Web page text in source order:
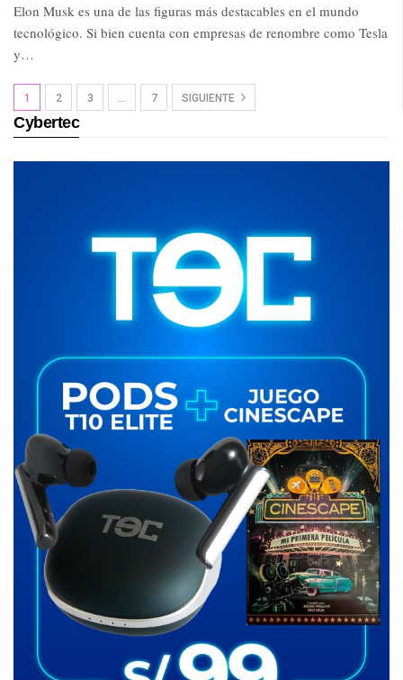
Elon Musk es una de las figuras más destacables en el mundo
tecnológico. Si bien cuenta con empresas de renombre como Tesla
y…
1 2 3 7 SIGUIENTE
Cybertec